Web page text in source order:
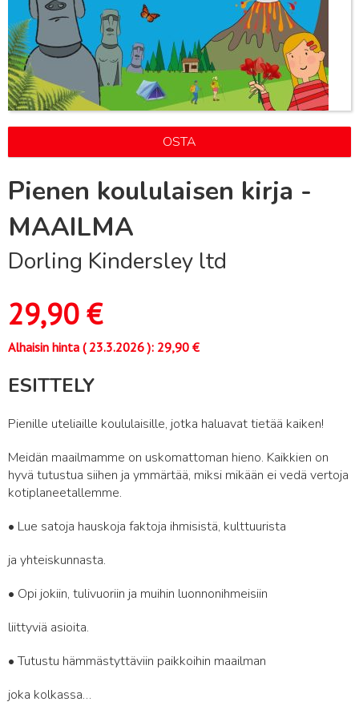
OSTA
Pienen koululaisen kirja -
MAAILMA
Dorling Kindersley ltd
29,90€
Alhaisin hinta (23.3.2026): 29,90 €
ESITTELY
Pienille uteliaille koululaisille, jotka haluavat tietää kaiken!
Meidän maailmamme on uskomattoman hieno. Kaikkien on
hyvä tutustua siihen ja ymmärtää, miksi mikään ei vedä vertoja
kotiplaneetallemme.
• Lue satoja hauskoja faktoja ihmisistä, kulttuurista
ja yhteiskunnasta.
• Opi jokiin, tulivuoriin ja muihin luonnonihmeisiin
liittyviä asioita.
• Tutustu hämmästyttäviin paikkoihin maailman
joka kolkassa…